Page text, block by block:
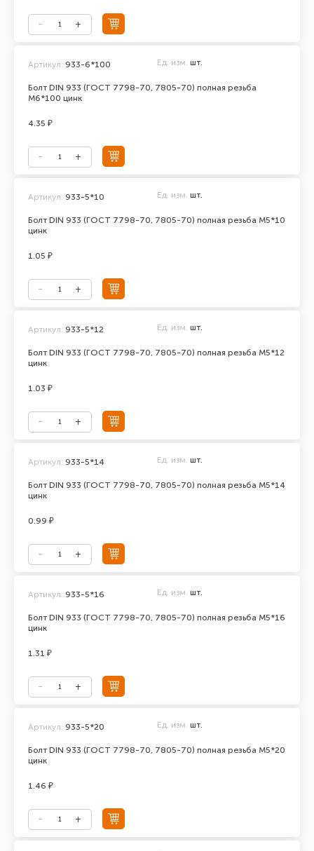
Болт DIN 933 (ГОСТ 7798-70, 7805-70) полная резьба
М6*100 цинк
Артикул: 933-6*100 Ед. изм. шт.
4.35 ₽
Болт DIN 933 (ГОСТ 7798-70, 7805-70) полная резьба М5*10
цинк
Артикул: 933-5*10 Ед. изм. шт.
1.05 ₽
Болт DIN 933 (ГОСТ 7798-70, 7805-70) полная резьба М5*12
цинк
Артикул: 933-5*12 Ед. изм. шт.
1.03 ₽
Болт DIN 933 (ГОСТ 7798-70, 7805-70) полная резьба М5*14
цинк
Артикул: 933-5*14 Ед. изм. шт.
0.99 ₽
Болт DIN 933 (ГОСТ 7798-70, 7805-70) полная резьба М5*16
цинк
Артикул: 933-5*16 Ед. изм. шт.
1.31 ₽
Болт DIN 933 (ГОСТ 7798-70, 7805-70) полная резьба М5*20
цинк
Артикул: 933-5*20 Ед. изм. шт.
1.46 ₽